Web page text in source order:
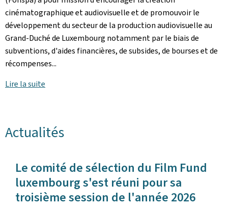
cinématographique et audiovisuelle et de promouvoir le
développement du secteur de la production audiovisuelle au
Grand-Duché de Luxembourg notamment par le biais de
subventions, d'aides financières, de subsides, de bourses et de
récompenses...
Lire la suite
Actualités
Le comité de sélection du Film Fund
luxembourg s'est réuni pour sa
troisième session de l'année 2026